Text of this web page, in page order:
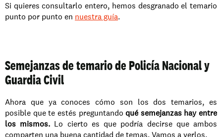
Si quieres consultarlo entero, hemos desgranado el temario
punto por punto en nuestra guía.
Semejanzas de temario de Policía Nacional y
Guardia Civil
Ahora que ya conoces cómo son los dos temarios, es
posible que te estés preguntando qué semejanzas hay entre
los mismos. Lo cierto es que podría decirse que ambos
comparten una buena cantidad de temas. Vamos a verlos.